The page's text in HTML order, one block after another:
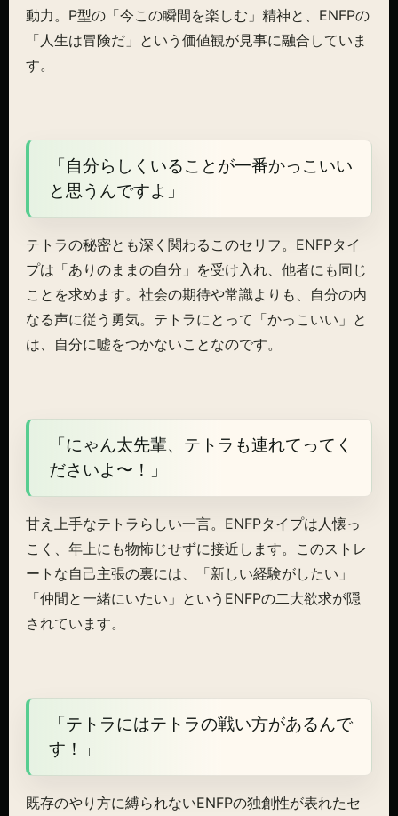
動力。P型の「今この瞬間を楽しむ」精神と、ENFPの
「人生は冒険だ」という価値観が見事に融合していま
す。
「自分らしくいることが一番かっこいい
と思うんですよ」
テトラの秘密とも深く関わるこのセリフ。ENFPタイ
プは「ありのままの自分」を受け入れ、他者にも同じ
ことを求めます。社会の期待や常識よりも、自分の内
なる声に従う勇気。テトラにとって「かっこいい」と
は、自分に嘘をつかないことなのです。
「にゃん太先輩、テトラも連れてってく
ださいよ〜！」
甘え上手なテトラらしい一言。ENFPタイプは人懐っ
こく、年上にも物怖じせずに接近します。このストレ
ートな自己主張の裏には、「新しい経験がしたい」
「仲間と一緒にいたい」というENFPの二大欲求が隠
されています。
「テトラにはテトラの戦い方があるんで
す！」
既存のやり方に縛られないENFPの独創性が表れたセ